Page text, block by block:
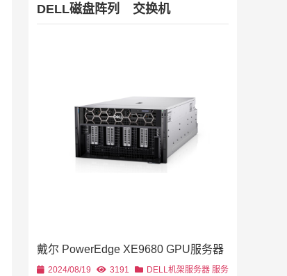
DELL磁盘阵列 交换机
戴尔 PowerEdge XE9680 GPU服务器
2024/08/19 3191 DELL机架服务器 服务